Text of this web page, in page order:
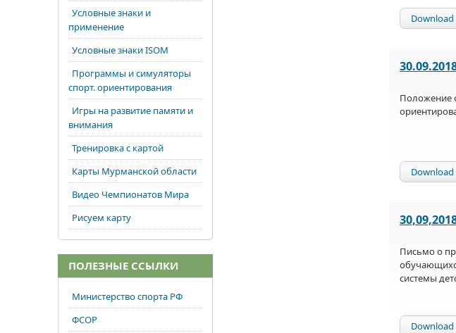
Download
Положение
Download
Письмо о
системы
Download
Условные знаки и
применение
Условные знаки ISOM
Программы и симуляторы
спорт. ориентирования
Игры на развитие памяти и
внимания
Тренировка с картой
Карты Мурманской области
Видео Чемпионатов Мира
Рисуем карту
ПОЛЕЗНЫЕ ССЫЛКИ
Министерство спорта РФ
ФСОР